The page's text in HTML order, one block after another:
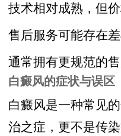
技术相对成熟，但
售后服务可能存在
通常拥有更规范的
白癜风的症状与误区
白癜风是一种常见
治之症，更不是传